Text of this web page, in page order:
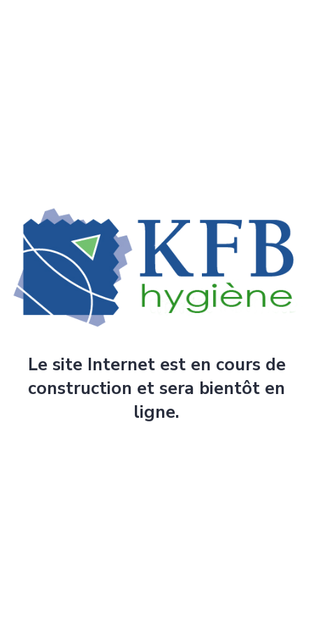
Le site Internet est en cours de
construction et sera bientôt en
ligne.